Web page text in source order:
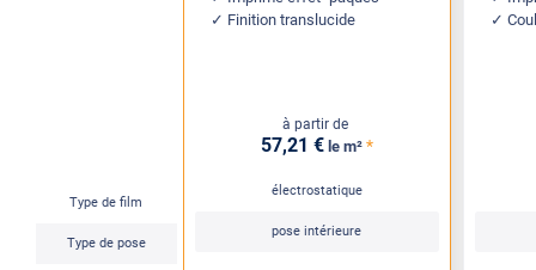
Type de film
Type de pose
Finition translucide
à partir de
57,21 € le m² *
électrostatique
pose intérieure